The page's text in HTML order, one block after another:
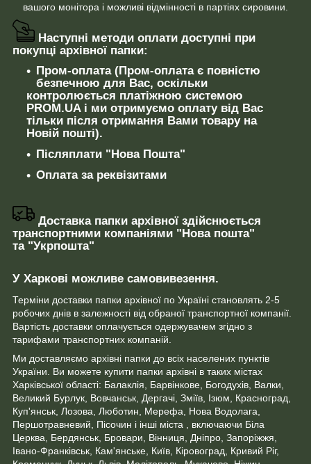
вашого монітора і можливі відмінності в партіях сировини.
Наступні методи оплати доступні при
покупці архівної папки:
Пром-оплата (Пром-оплата є повністю
безпечною для Вас, оскільки
контролюється платіжною системою
PROM.UA і ми отримуємо оплату від Вас
тільки після отримання Вами товару на
Новій пошті).
Післяплати "Нова Пошта"
Оплата за реквізитами
Доставка папки архівної здійснюється
транспортними компаніями "Нова пошта"
та "Укрпошта"
У Харкові можливе самовивезення.
Терміни доставки папки архівної по Україні становлять 2-5
робочих днів в залежності від обраної транспортної компанії.
Вартість доставки оплачується одержувачем згідно з
тарифами транспортних компаній.
Ми доставляємо архівні папки до всіх населених пунктів
України. Ви можете купити папки архівні в таких містах
Харківської області: Балаклія, Барвінкове, Богодухів, Валки,
Великий Бурлук, Вовчанськ, Дергачі, Зміїв, Ізюм, Красноград,
Куп'янськ, Лозова, Люботин, Мерефа, Нова Водолага,
Першотравневий, Пісочин і інші міста , включаючи Біла
Церква, Бердянськ, Бровари, Вінниця, Дніпро, Запоріжжя,
Івано-Франківськ, Кам'янське, Київ, Кіровоград, Кривий Ріг,